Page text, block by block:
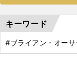
キーワード
#ブライアン・オー